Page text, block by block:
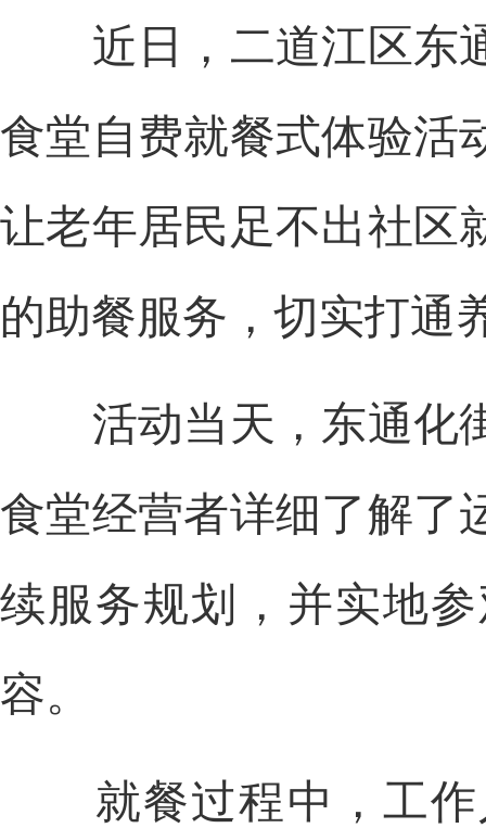
近日，二道江区东通
食堂自费就餐式体验活
让老年居民足不出社区
的助餐服务，切实打通
活动当天，东通化街
食堂经营者详细了解了
续服务规划，并实地
容。
就餐过程中，工作